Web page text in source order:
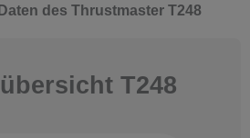
des Thrustmaster T248
T248